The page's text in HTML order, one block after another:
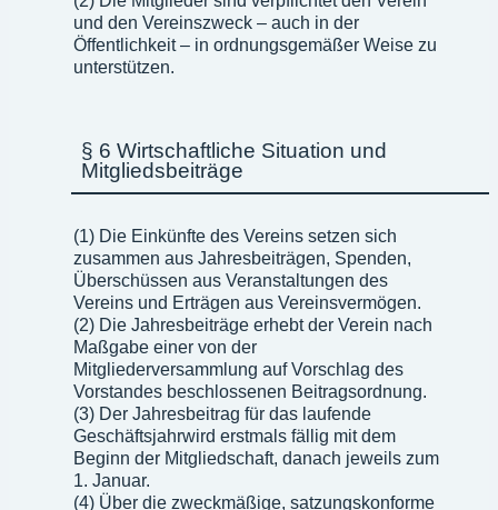
und den Vereinszweck – auch in der
Öffentlichkeit – in ordnungsgemäßer Weise zu
unterstützen.
§ 6 Wirtschaftliche Situation und
Mitgliedsbeiträge
(1) Die Einkünfte des Vereins setzen sich
zusammen aus Jahresbeiträgen, Spenden,
Überschüssen aus Veranstaltungen des
Vereins und Erträgen aus Vereinsvermögen.
(2) Die Jahresbeiträge erhebt der Verein nach
Maßgabe einer von der
Mitgliederversammlung auf Vorschlag des
Vorstandes beschlossenen Beitragsordnung.
(3) Der Jahresbeitrag für das laufende
Geschäftsjahrwird erstmals fällig mit dem
Beginn der Mitgliedschaft, danach jeweils zum
1. Januar.
(4) Über die zweckmäßige, satzungskonforme